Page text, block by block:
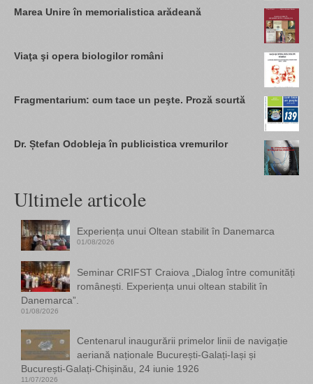
Marea Unire în memorialistica arădeană
Viaţa şi opera biologilor români
Fragmentarium: cum tace un peşte. Proză scurtă
Dr. Ștefan Odobleja în publicistica vremurilor
Ultimele articole
Experiența unui Oltean stabilit în Danemarca
01/08/2026
Seminar CRIFST Craiova „Dialog între comunități
românești. Experiența unui oltean stabilit în
Danemarca”.
01/08/2026
Centenarul inaugurării primelor linii de navigație
aeriană naționale București-Galați-Iași și
București-Galați-Chișinău, 24 iunie 1926
11/07/2026